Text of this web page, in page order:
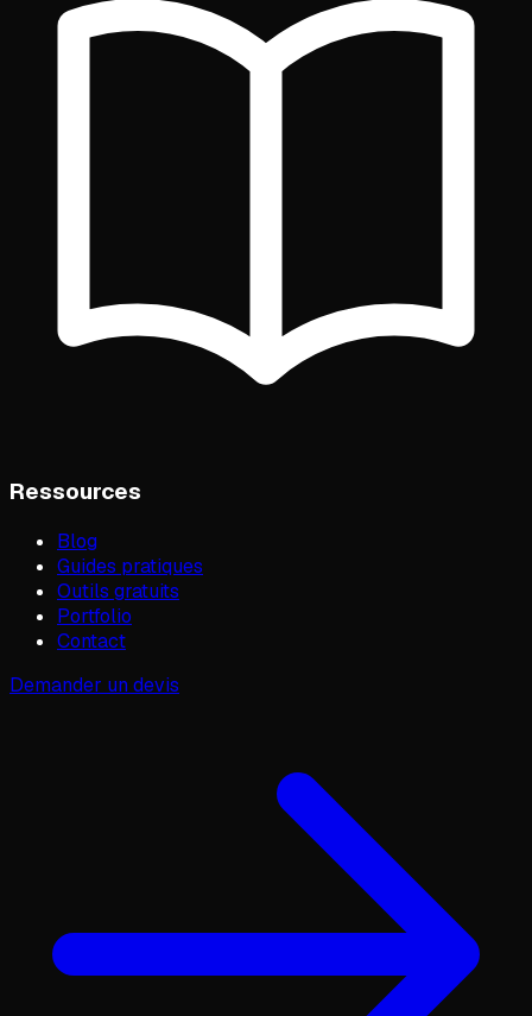
Ressources
Blog
Guides pratiques
Outils gratuits
Portfolio
Contact
Demander un devis